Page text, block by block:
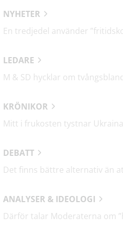
NYHETER
LEDARE
KRÖNIKOR
Mitt i frukosten tystnar Ukraina
DEBATT
ANALYSER & IDEOLOGI